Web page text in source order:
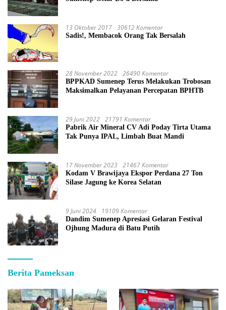
13 Oktober 2017 30612 Komentar
Sadis!, Membacok Orang Tak Bersalah
28 November 2022 26490 Komentar
BPPKAD Sumenep Terus Melakukan Trobosan
Maksimalkan Pelayanan Percepatan BPHTB
29 Juni 2022 21791 Komentar
Pabrik Air Mineral CV Adi Poday Tirta Utama
Tak Punya IPAL, Limbah Buat Mandi
17 November 2023 21467 Komentar
Kodam V Brawijaya Ekspor Perdana 27 Ton
Silase Jagung ke Korea Selatan
9 Juni 2024 19109 Komentar
Dandim Sumenep Apresiasi Gelaran Festival
Ojhung Madura di Batu Putih
Berita Pameksan